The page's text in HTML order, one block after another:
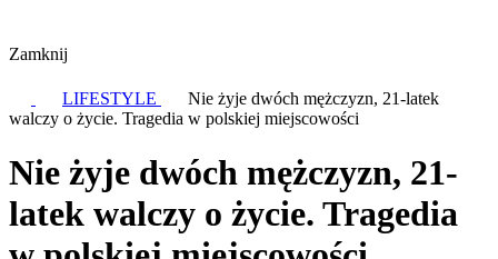
Zamknij
LIFESTYLE
Nie żyje dwóch mężczyzn, 21-latek
walczy o życie. Tragedia w polskiej miejscowości
Nie żyje dwóch mężczyzn, 21-
latek walczy o życie. Tragedia